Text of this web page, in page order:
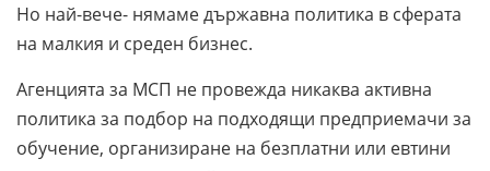
Но най-вече- нямаме държавна политика в сферата
на малкия и среден бизнес.
Агенцията за МСП не провежда никаква активна
политика за подбор на подходящи предприемачи за
обучение, организиране на безплатни или евтини